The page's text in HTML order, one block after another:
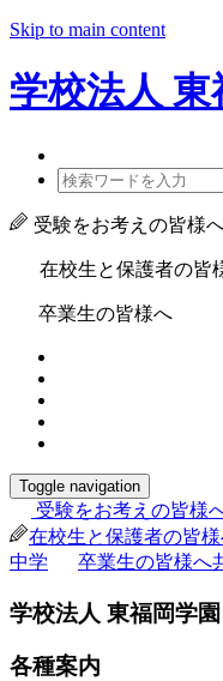
Skip to main content
学校法人 東
受験をお考えの皆様
在校生と保護者の皆
卒業生の皆様へ
Toggle navigation
受験をお考えの皆様
在校生と保護者の皆
中学
卒業生の皆様へ
学校法人 東福岡学園
各種案内